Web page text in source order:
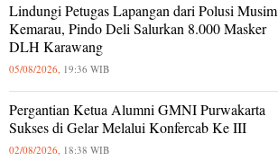
Lindungi Petugas Lapangan dari Polusi Musim
Kemarau, Pindo Deli Salurkan 8.000 Masker
DLH Karawang
05/08/2026, 19:36 WIB
Pergantian Ketua Alumni GMNI Purwakarta
Sukses di Gelar Melalui Konfercab Ke III
02/08/2026, 18:38 WIB